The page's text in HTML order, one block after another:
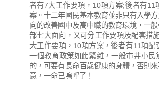
者有7大工作要項，10項方案;後者有11
案。十二年國民基本教育並非只有入學
向的改善國中及高中職的教育環境，一
部七大面向，又可分工作要項及配套措
大工作要項，10項方案，後者有11項配
一個教育政策如此繁雜，一般市井小民
的，可要有長命百歲健康的身體，否則
意，一命已嗚呼了！